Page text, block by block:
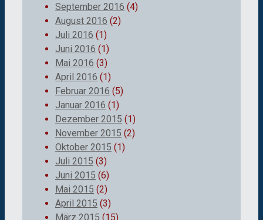
September 2016 (4)
August 2016 (2)
Juli 2016 (1)
Juni 2016 (1)
Mai 2016 (3)
April 2016 (1)
Februar 2016 (5)
Januar 2016 (1)
Dezember 2015 (1)
November 2015 (2)
Oktober 2015 (1)
Juli 2015 (3)
Juni 2015 (6)
Mai 2015 (2)
April 2015 (3)
März 2015 (15)